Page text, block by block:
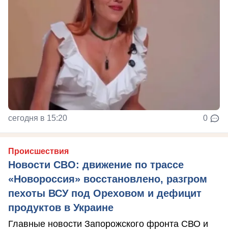
сегодня в 15:20 0
Происшествия
Новости СВО: движение по трассе
«Новороссия» восстановлено, разгром
пехоты ВСУ под Ореховом и дефицит
продуктов в Украине
Главные новости Запорожского фронта СВО и